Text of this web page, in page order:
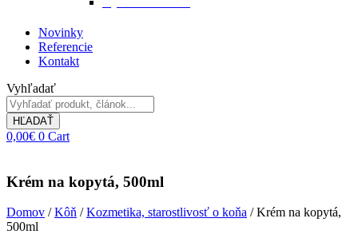
Novinky
Referencie
Kontakt
Vyhľadať
HĽADAŤ
0,00€ 0 Cart
Krém na kopytá, 500ml
Domov /Kôň /Kozmetika, starostlivosť o koňa / Krém na kopytá,
500ml